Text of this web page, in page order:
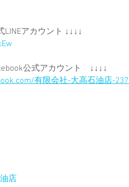
LINEアカウント ↓↓↓↓
公式アカウント　↓↓↓↓
有限会社-大高石油店-
店